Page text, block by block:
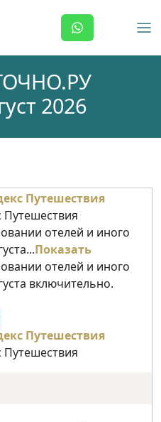
2026
Путешествия
отелей и иного
Показать
отелей и иного
включительно.
Путешествия